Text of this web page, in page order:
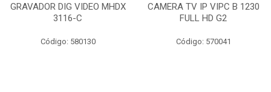
GRAVADOR DIG VIDEO MHDX
3116-C
Código: 580130
CAMERA TV IP VIPC B 1230
FULL HD G2
Código: 570041